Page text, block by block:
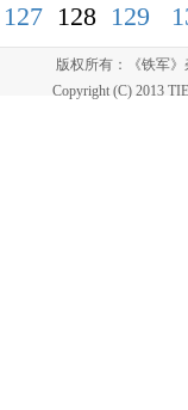
127 128 129
版权所有：《铁军
Copyright (C) 2013